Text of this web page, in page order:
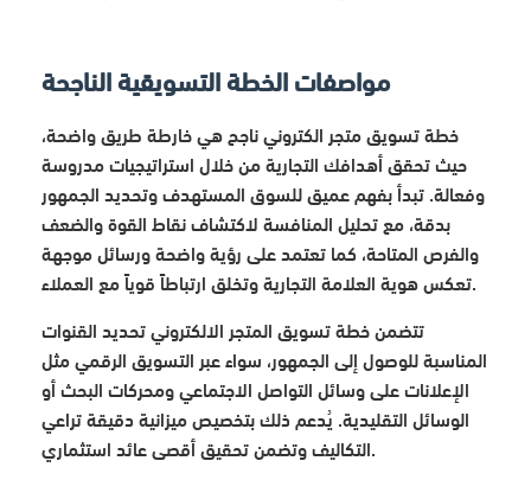
مواصفات الخطة التسويقية الناجحة
خطة تسويق متجر الكتروني ناجح هي خارطة طريق واضحة،
حيث تحقق أهدافك التجارية من خلال استراتيجيات مدروسة
وفعالة. تبدأ بفهم عميق للسوق المستهدف وتحديد الجمهور
بدقة، مع تحليل المنافسة لاكتشاف نقاط القوة والضعف
والفرص المتاحة، كما تعتمد على رؤية واضحة ورسائل موجهة
تعكس هوية العلامة التجارية وتخلق ارتباطاً قوياً مع العملاء.
تتضمن خطة تسويق المتجر الالكتروني تحديد القنوات
المناسبة للوصول إلى الجمهور، سواء عبر التسويق الرقمي مثل
الإعلانات على وسائل التواصل الاجتماعي ومحركات البحث أو
الوسائل التقليدية. يُدعم ذلك بتخصيص ميزانية دقيقة تراعي
التكاليف وتضمن تحقيق أقصى عائد استثماري.